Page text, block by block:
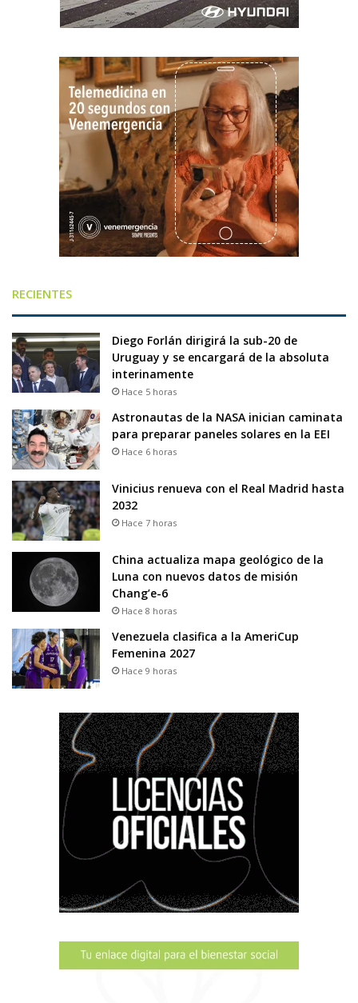
RECIENTES
Diego Forlán dirigirá la sub-20 de
Uruguay y se encargará de la absoluta
interinamente
Hace 5 horas
Astronautas de la NASA inician caminata
para preparar paneles solares en la EEI
Hace 6 horas
Vinicius renueva con el Real Madrid hasta
2032
Hace 7 horas
China actualiza mapa geológico de la
Luna con nuevos datos de misión
Chang’e-6
Hace 8 horas
Venezuela clasifica a la AmeriCup
Femenina 2027
Hace 9 horas